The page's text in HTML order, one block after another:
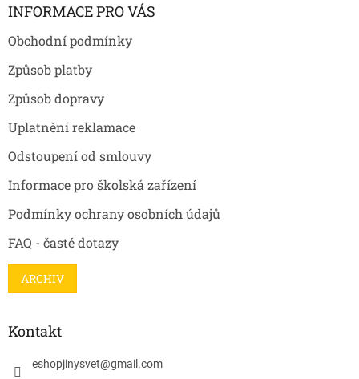
INFORMACE PRO VÁS
Obchodní podmínky
Způsob platby
Způsob dopravy
Uplatnění reklamace
Odstoupení od smlouvy
Informace pro školská zařízení
Podmínky ochrany osobních údajů
FAQ - časté dotazy
ARCHIV
Kontakt
eshopjinysvet@gmail.com